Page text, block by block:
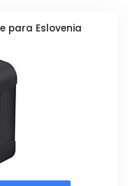
para Eslovenia